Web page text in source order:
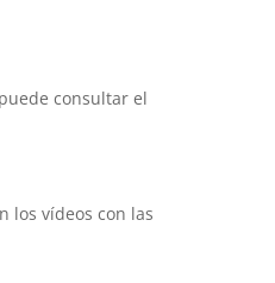
consultar el
los vídeos con las